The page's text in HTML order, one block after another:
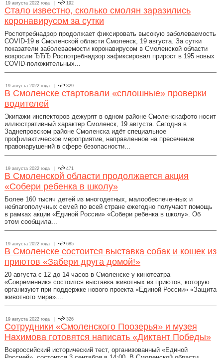
19 августа 2022 года | 192
Стало известно, сколько смолян заразились
коронавирусом за сутки
Роспотребнадзор продолжает фиксировать высокую заболеваемость
COVID-19 в Смоленской области Смоленск, 19 августа. За сутки
показатели заболеваемости коронавирусом в Смоленской области
возросли ЂЂЂ Роспотребнадзор зафиксировал прирост в 195 новых
COVID-положительных...
19 августа 2022 года | 329
В Смоленске стартовали «сплошные» проверки
водителей
Экипажи инспекторов дежурят в одном районе Смоленскафото носит
иллюстративный характер Смоленск, 19 августа. Сегодня в
Заднепровском районе Смоленска идёт специальное
профилактическое мероприятие, направленное на пресечение
правонарушений в сфере безопасности...
19 августа 2022 года | 471
В Смоленской области продолжается акция
«Собери ребенка в школу»
Более 160 тысяч детей из многодетных, малообеспеченных и
неблагополучных семей по всей стране ежегодно получают помощь
в рамках акции «Единой России» «Собери ребенка в школу». Об
этом сообщила...
19 августа 2022 года | 685
В Смоленске состоится выставка собак и кошек из
приютов «Забери друга домой!»
20 августа с 12 до 14 часов в Смоленске у кинотеатра
«Современник» состоится выставка животных из приютов, которую
организуют при поддержке нового проекта «Единой России» «Защита
животного мира»....
19 августа 2022 года | 326
Сотрудники «Смоленского Поозерья» и музея
Нахимова готовятся написать «Диктант Победы»
Всероссийский исторический тест, организованный «Единой